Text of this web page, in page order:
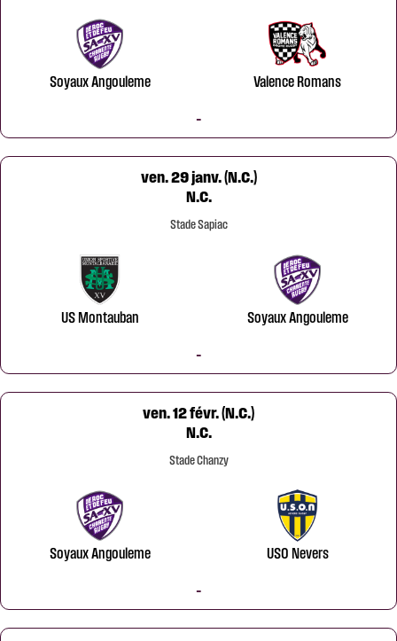
Soyaux Angouleme Valence Romans
-
ven. 29 janv. (N.C.)
N.C.
Stade Sapiac
US Montauban Soyaux Angouleme
-
ven. 12 févr. (N.C.)
N.C.
Stade Chanzy
Soyaux Angouleme USO Nevers
-